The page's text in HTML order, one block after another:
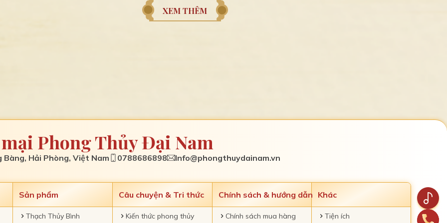
XEM THÊM
Phong Thủy Đại Nam
Bàng, Hải Phòng, Việt Nam 0788686898 Info@phongthuydainam.vn
Sản phẩm Câu chuyện & Tri thức Chính sách & hướng dẫn Khác
Thạch Thủy Bình Kiến thức phong thủy Chính sách mua hàng Tiện ích